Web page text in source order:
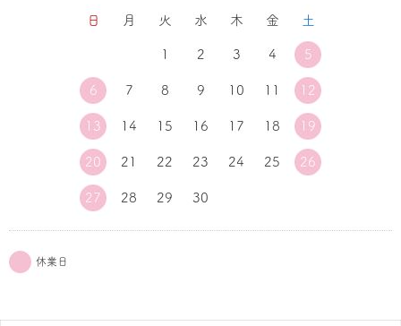
日 月 火 水 木 金 土
1 2 3 4 5
6 7 8 9 10 11 12
13 14 15 16 17 18 19
20 21 22 23 24 25 26
27 28 29 30
休業日